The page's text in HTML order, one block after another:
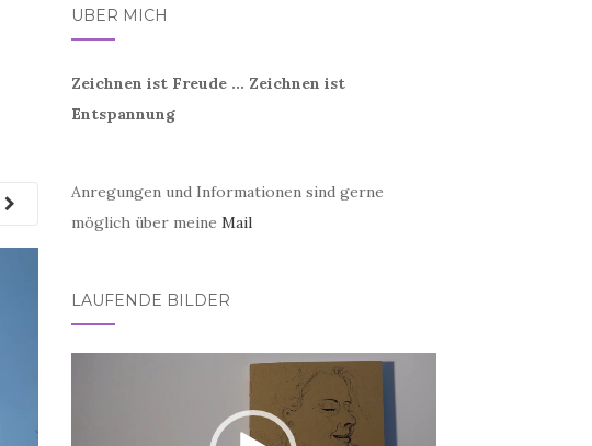
ÜBER MICH
Zeichnen ist Freude ... Zeichnen ist
Entspannung
Anregungen und Informationen sind gerne
möglich über meine Mail
LAUFENDE BILDER